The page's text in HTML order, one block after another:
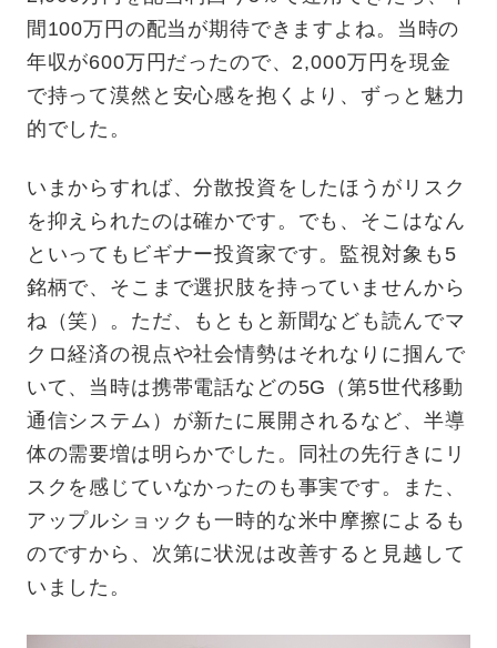
間100万円の配当が期待できますよね。当時の
年収が600万円だったので、2,000万円を現金
で持って漠然と安心感を抱くより、ずっと魅力
的でした。
いまからすれば、分散投資をしたほうがリスク
を抑えられたのは確かです。でも、そこはなん
といってもビギナー投資家です。監視対象も5
銘柄で、そこまで選択肢を持っていませんから
ね（笑）。ただ、もともと新聞なども読んでマ
クロ経済の視点や社会情勢はそれなりに掴んで
いて、当時は携帯電話などの5G（第5世代移動
通信システム）が新たに展開されるなど、半導
体の需要増は明らかでした。同社の先行きにリ
スクを感じていなかったのも事実です。また、
アップルショックも一時的な米中摩擦によるも
のですから、次第に状況は改善すると見越して
いました。